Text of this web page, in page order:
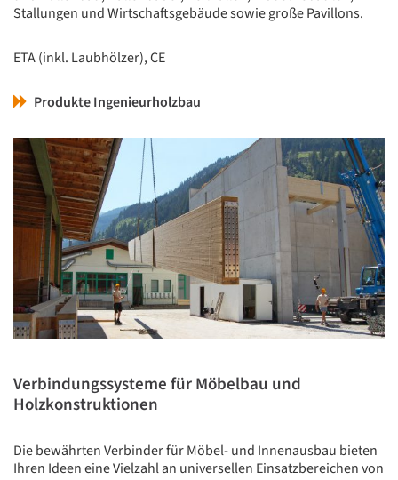
Stallungen und Wirtschaftsgebäude sowie große Pavillons.
ETA (inkl. Laubhölzer), CE
Produkte Ingenieurholzbau
Verbindungssysteme für Möbelbau und
Holzkonstruktionen
Die bewährten Verbinder für Möbel- und Innenausbau bieten
Ihren Ideen eine Vielzahl an universellen Einsatzbereichen von